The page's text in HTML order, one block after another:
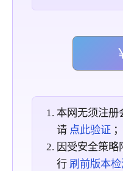
本网无须注册
请 点此验证 ；
因受安全策
行 刷前版本检